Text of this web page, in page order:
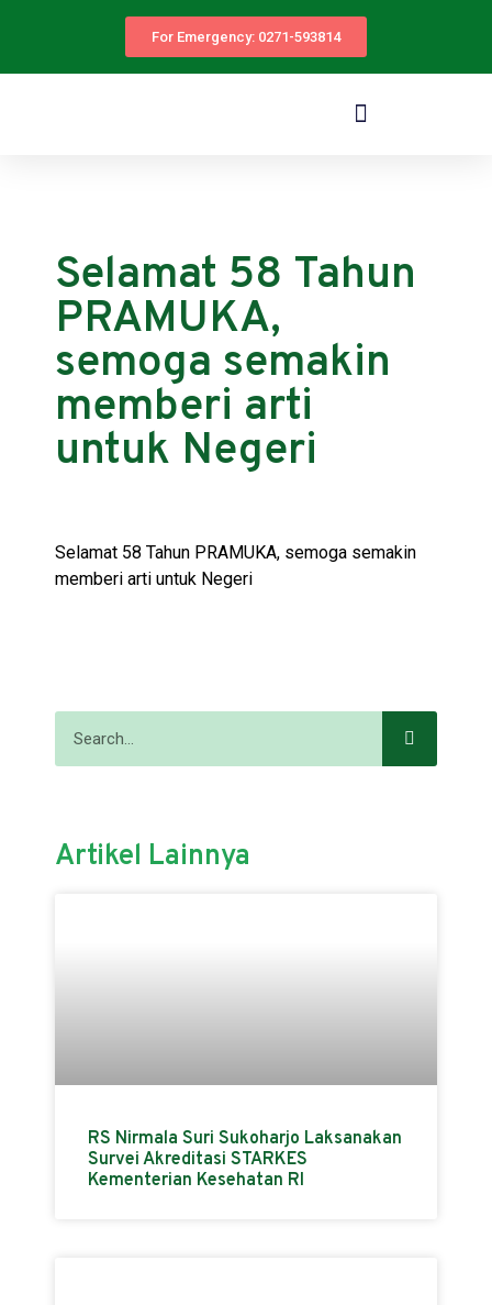
For Emergency: 0271-593814
Selamat 58 Tahun
PRAMUKA,
semoga semakin
memberi arti
untuk Negeri
Selamat 58 Tahun PRAMUKA, semoga semakin
memberi arti untuk Negeri
Artikel Lainnya
RS Nirmala Suri Sukoharjo Laksanakan
Survei Akreditasi STARKES
Kementerian Kesehatan RI